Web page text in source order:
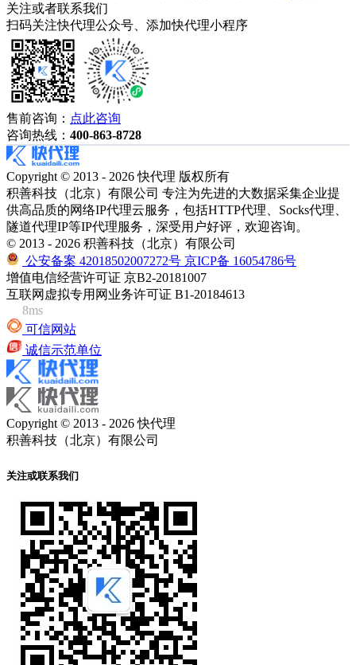
关注或者联系我们
扫码关注快代理公众号、添加快代理小程序
售前咨询： 点此咨询
咨询热线： 400-863-8728
Copyright © 2013 - 2026 快代理 版权所有
积善科技（北京）有限公司 专注为先进的大数据采集企业提
供高品质的网络IP代理云服务，包括HTTP代理、Socks代理、
隧道代理IP等IP代理服务，深受用户好评，欢迎咨询。
© 2013 - 2026 积善科技（北京）有限公司
公安备案 42018502007272号 京ICP备 16054786号
增值电信经营许可证 京B2-20181007
互联网虚拟专用网业务许可证 B1-20184613
8ms
可信网站
诚信示范单位
Copyright © 2013 - 2026 快代理
积善科技（北京）有限公司
关注或联系我们